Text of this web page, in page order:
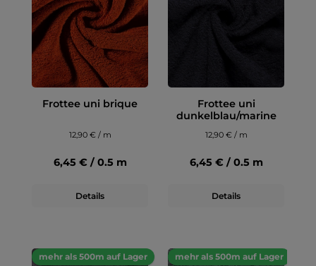
Frottee uni brique
12,90 € / m
6,45 € / 0.5 m
Details
Frottee uni
dunkelblau/marine
12,90 € / m
6,45 € / 0.5 m
Details
mehr als 500m auf Lager mehr als 500m auf Lager